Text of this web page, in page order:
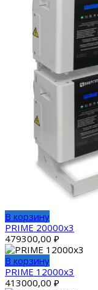
В корзину
PRIME 20000х3
479300,00 ₽
В корзину
PRIME 12000х3
413000,00 ₽